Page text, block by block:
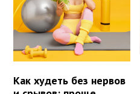
Как худеть без нервов